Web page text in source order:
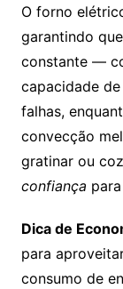
O forno
garantindo
constante —
capacidade
falhas,
convecção
gratinar ou
confiança
Dica de
para
consumo de